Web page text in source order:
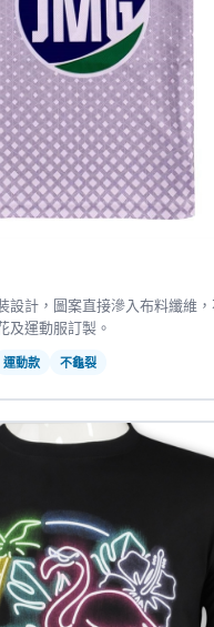
設計，圖案直接滲入布料纖維
及運動服訂製。
運動款 不龜裂